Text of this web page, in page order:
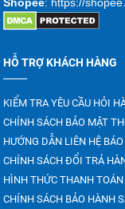
Shopee: https://
HỖ TRỢ KHÁCH HÀNG
KIỂM TRA YÊU CẦU HỎI
CHÍNH SÁCH BẢO MẬT
HƯỚNG DẪN LIÊN HỆ
CHÍNH SÁCH ĐỔI TRẢ
HÌNH THỨC THANH TOÁN
CHÍNH SÁCH BẢO HÀNH